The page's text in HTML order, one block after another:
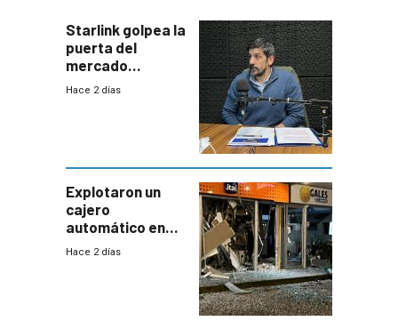
Starlink golpea la
puerta del
mercado
uruguayo y Antel
con mayor
miedo”
Hace 2 días
Explotaron un
cajero
automático en
Parque Miramar;
Hace 2 días